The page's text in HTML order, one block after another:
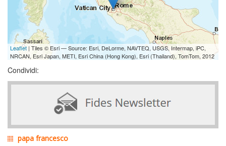
Leaflet | Tiles © Esri — Source: Esri, DeLorme, NAVTEQ, USGS, Intermap, iPC,
NRCAN, Esri Japan, METI, Esri China (Hong Kong), Esri (Thailand), TomTom, 2012
Condividi:
papa francesco